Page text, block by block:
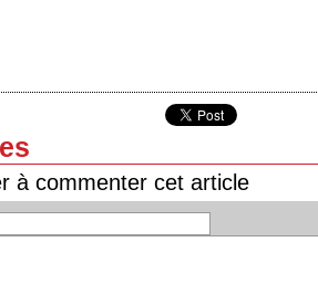
à commenter cet article